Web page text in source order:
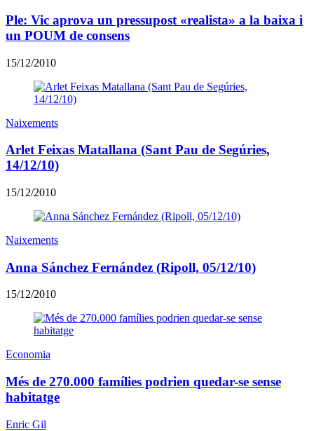
Ple: Vic aprova un pressupost «realista» a la baixa i
un POUM de consens
15/12/2010
Naixements
Arlet Feixas Matallana (Sant Pau de Segúries,
14/12/10)
15/12/2010
Naixements
Anna Sánchez Fernández (Ripoll, 05/12/10)
15/12/2010
Economia
Més de 270.000 famílies podrien quedar-se sense
habitatge
Enric Gil